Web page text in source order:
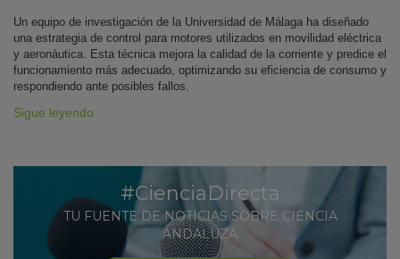
Un equipo de investigación de la Universidad de Málaga ha diseñado
una estrategia de control para motores utilizados en movilidad eléctrica
y aeronáutica. Esta técnica mejora la calidad de la corriente y predice el
funcionamiento más adecuado, optimizando su eficiencia de consumo y
respondiendo ante posibles fallos.
Sigue leyendo
#CienciaDirecta
TU FUENTE DE NOTICIAS SOBRE CIENCIA
ANDALUZA